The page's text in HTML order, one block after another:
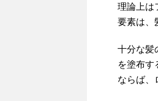
理論上は
要素は、
十分な髪
を塗布す
ならば、